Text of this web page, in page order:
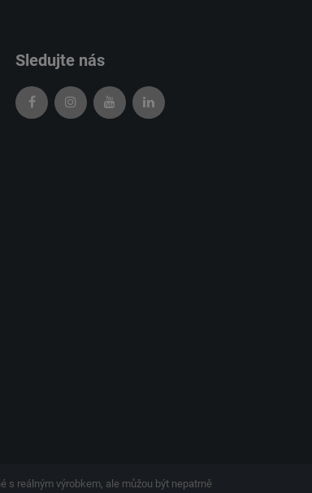
Sledujte nás
s reálným výrobkem, ale můžou být nepatrně